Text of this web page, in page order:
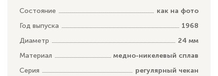
Состояние
как на фото
Год выпуска
1968
Диаметр
24 мм
Материал
медно-никелевый сплав
Серия
регулярный чекан